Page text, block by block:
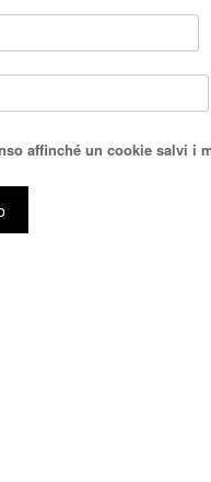
affinché un cookie salvi i